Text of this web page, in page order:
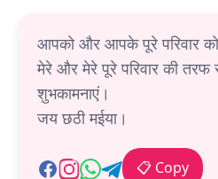
आपको और आपके पूरे परिवार
मेरे और मेरे पूरे परिवार की
शुभकामनाएं।
जय छठी मईया।
📋 Copy